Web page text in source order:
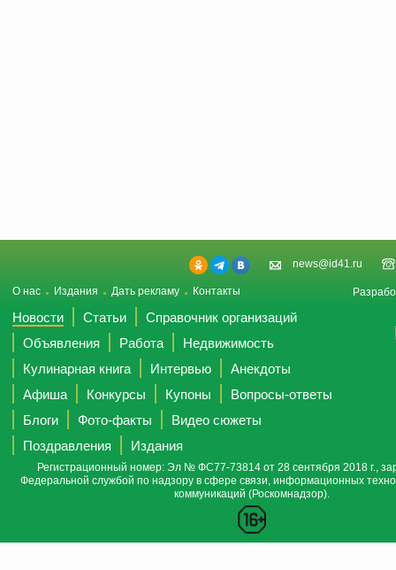
news@id41.ru
О нас Издания Дать рекламу Контакты
Новости Статьи
Справочник организаций
Объявления
Работа
Недвижимость
Кулинарная книга
Интервью
Анекдоты
Афиша
Конкурсы Купоны
Вопросы-ответы
Блоги
Фото-факты
Видео сюжеты
Поздравления
Издания
Регистрационный номер: Эл № ФС77-73814 от 28 сентября 2018 г.,
Федеральной службой по надзору в сфере связи, информационных
коммуникаций (Роскомнадзор).